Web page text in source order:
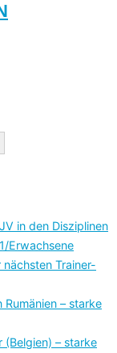
in den Disziplinen
Erwachsene
Trainer-
– starke
(Belgien) – starke